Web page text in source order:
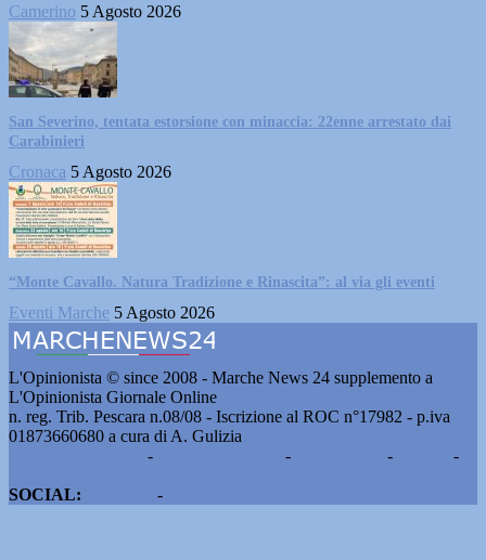
Camerino 5 Agosto 2026
San Severino, tentata estorsione con minaccia: 22enne arrestato dai
Carabinieri
Cronaca 5 Agosto 2026
“Monte Cavallo. Natura Tradizione e Rinascita”: al via gli eventi
Eventi Marche 5 Agosto 2026
L'Opinionista © since 2008 - Marche News 24 supplemento a
L'Opinionista Giornale Online
n. reg. Trib. Pescara n.08/08 - Iscrizione al ROC n°17982 - p.iva
01873660680 a cura di A. Gulizia
- - -
-
SOCIAL:
-